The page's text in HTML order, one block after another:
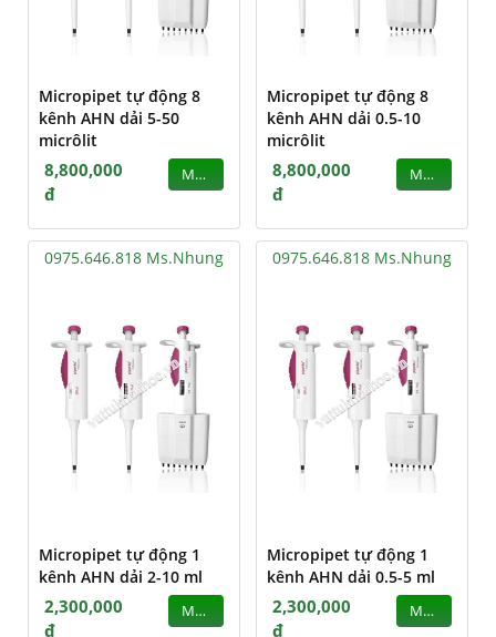
Micropipet tự động 8
kênh AHN dải 5-50
micrôlit
8,800,000
đ
MUA
Micropipet tự động 8
kênh AHN dải 0.5-10
micrôlit
8,800,000
đ
MUA
0975.646.818 Ms.Nhung
Micropipet tự động 1
kênh AHN dải 2-10 ml
2,300,000
đ
MUA
0975.646.818 Ms.Nhung
Micropipet tự động 1
kênh AHN dải 0.5-5 ml
2,300,000
đ
MUA